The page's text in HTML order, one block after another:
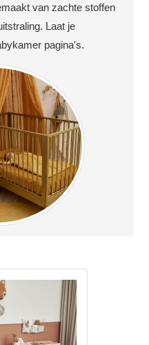
van zachte stoffen
Laat je
pagina's.